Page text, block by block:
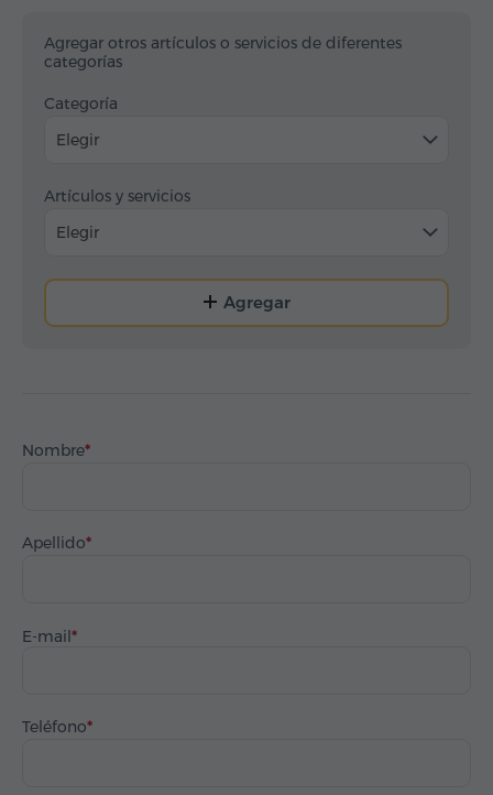
Agregar otros artículos o servicios de diferentes
categorías
Categoría
Elegir
Artículos y servicios
Elegir
Agregar
Nombre
Apellido
E-mail
Teléfono